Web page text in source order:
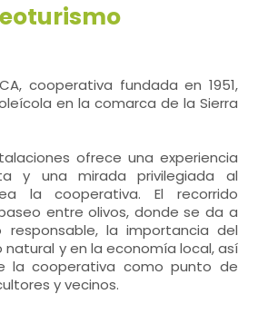
cooperativa fundada en 1951,
en la comarca de la Sierra
ofrece una experiencia
y una mirada privilegiada al
la cooperativa. El recorrido
entre olivos, donde se da a
responsable, la importancia del
natural y en la economía local, así
la cooperativa como punto de
y vecinos.